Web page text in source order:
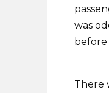
was
before
There